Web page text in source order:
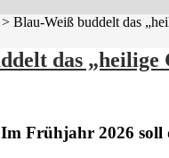
> Blau-Weiß buddelt das
das
Frühjahr 2026 soll